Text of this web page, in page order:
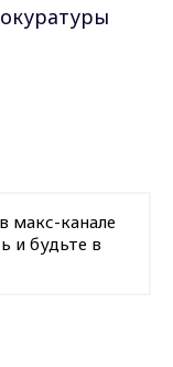
макс-канале
и будьте в